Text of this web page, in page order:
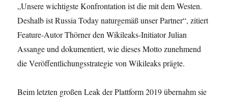
„Unsere wichtigste Konfrontation ist die mit dem Westen.
Deshalb ist Russia Today naturgemäß unser Partner“, zitiert
Feature-Autor Thörner den Wikileaks-Initiator Julian
Assange und dokumentiert, wie dieses Motto zunehmend
die Veröffentlichungsstrategie von Wikileaks prägte.
Beim letzten großen Leak der Plattform 2019 übernahm sie